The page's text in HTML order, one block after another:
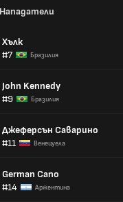
Нападатели
Хълк
#7
Бразилия
John Kennedy
#9
Бразилия
Джеферсън Саварино
#11
Венецуела
German Cano
#14
Аржентина